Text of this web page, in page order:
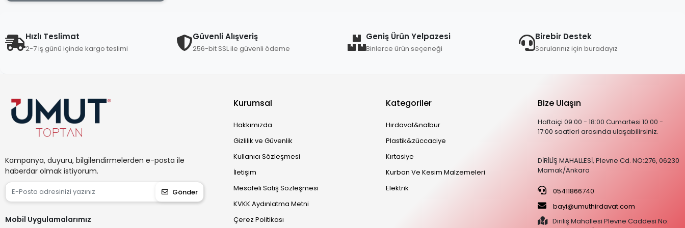
Bella House
Beşel
Beyazsu
Bonhaır
Brofar
Bul-Max
Castle
Cata
Cottonland
Hızlı Teslimat
2-7 iş günü içinde kargo teslimi
Güvenli Alışveriş
256-bit SSL ile güvenli ödeme
Geniş Ürün Yelpazesi
Binlerce ürün seçeneği
Birebir Destek
Sorularınız için buradayız
Kampanya, duyuru, bilgilendirmelerden e-posta ile
haberdar olmak istiyorum.
Gönder
Mobil Uygulamalarımız
Kurumsal
Hakkımızda
Gizlilik ve Güvenlik
Kullanıcı Sözleşmesi
İletişim
Mesafeli Satış Sözleşmesi
KVKK Aydınlatma Metni
Çerez Politikası
Kategoriler
Hırdavat&nalbur
Plastik&züccaciye
Kırtasiye
Kurban Ve Kesim Malzemeleri
Elektrik
Bize Ulaşın
Haftaiçi 09:00 - 18:00 Cumartesi 10:00 -
17:00 saatleri arasında ulaşabilirsiniz.
DİRİLİŞ MAHALLESİ, Plevne Cd. NO:276, 06230
Mamak/Ankara
05411866740
bayi@umuthirdavat.com
Diriliş Mahallesi Plevne Caddesi No: